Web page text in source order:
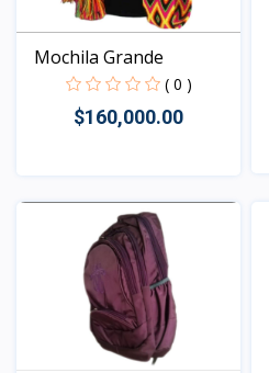
Mochila Grande
( 0 )
$160,000.00
Vista